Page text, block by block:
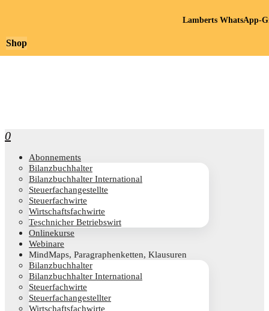
0
Abon­ne­ments
Bilanz­buch­hal­ter
Bilanz­buch­hal­ter International
Steu­er­fach­an­ge­stell­te
Steu­er­fach­wir­te
Wirt­schafts­fach­wir­te
Teschni­cher Betriebswirt
Online­kur­se
Web­i­na­re
Mind­Maps, Para­gra­phen­ket­ten, Klausuren
Bilanz­buch­hal­ter
Bilanz­buch­hal­ter International
Steu­er­fach­wir­te
Steu­er­fach­an­ge­stell­ter
Wirt­schafts­fach­wir­te
Shop
Lamberts WhatsApp-